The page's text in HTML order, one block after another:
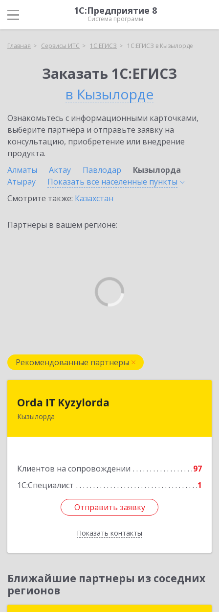
1С:Предприятие 8
Система программ
Главная Сервисы ИТС 1С:ЕГИСЗ 1С:ЕГИСЗ в Кызылорде
Заказать 1С:ЕГИСЗ
в Кызылорде
Ознакомьтесь с информационными карточками,
выберите партнёра и отправьте заявку на
консультацию, приобретение или внедрение
продукта.
Алматы
Актау Павлодар
Кызылорда
Атырау
Показать все населенные пункты
Смотрите также: Казахстан
Партнеры в вашем регионе:
Рекомендованные партнеры
Orda IT Kyzylorda
Кызылорда
Клиентов на сопровождении
97
1С:Специалист
1
Отправить заявку
Показать контакты
120008, Республика Казахстан, г. Кызылорда, пр.
Отправить заявку
Назад
Ближайшие партнеры из соседних
регионов